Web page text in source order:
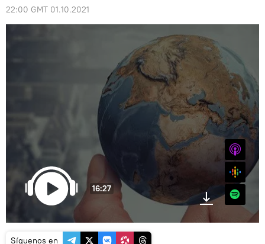
22:00 GMT 01.10.2021
16:27
iTunes
Spotify
Síguenos en